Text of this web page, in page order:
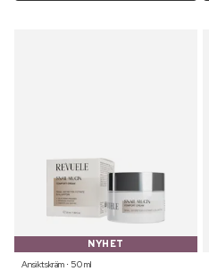
NYHET
Ansiktskräm ⋅ 50 ml